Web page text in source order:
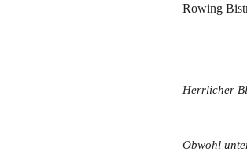
Rowing
Herrlicher
Obwohl